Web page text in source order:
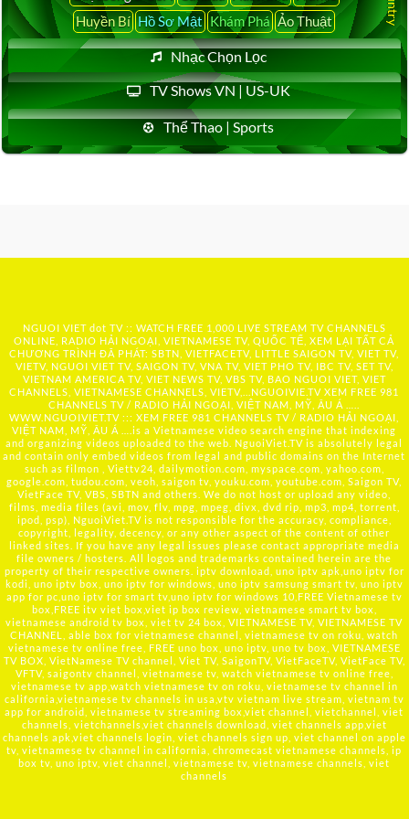
Huyền Bí Hồ Sơ Mật Khám Phá Ảo Thuật
Nhạc Chọn Lọc
TV Shows VN | US-UK
Thể Thao | Sports
NGUOI VIET dot TV :: WATCH FREE 1,000 LIVE STREAM TV CHANNELS
ONLINE, RADIO HẢI NGOẠI, VIETNAMESE TV, QUỐC TẾ, XEM LẠI TẤT CẢ
CHƯƠNG TRÌNH ĐÃ PHÁT: SBTN, VIETFACETV, LITTLE SAIGON TV, VIET TV,
VIETV, NGUOI VIET TV, SAIGON TV, VNA TV, VIET PHO TV, IBC TV, SET TV,
VIETNAM AMERICA TV, VIET NEWS TV, VBS TV, BAO NGUOI VIET, VIET
CHANNELS, VIETNAMESE CHANNELS, VIETV,... NGUOIVIE.TV XEM FREE 981
CHANNELS TV / RADIO HẢI NGOẠI, VIỆT NAM, MỸ, ÂU Á …..
WWW.NGUOIVIET.TV ::: XEM FREE 981 CHANNELS TV / RADIO HẢI NGOẠI,
VIỆT NAM, MỸ, ÂU Á ….is a Vietnamese video search engine that indexing
and organizing videos uploaded to the web. NguoiViet.TV is absolutely legal
and contain only embed videos from legal and public domains on the Internet
such as filmon , Viettv24, dailymotion.com, myspace.com, yahoo.com,
google.com, tudou.com, veoh, saigon tv, youku.com, youtube.com, Saigon TV,
VietFace TV, VBS, SBTN and others. We do not host or upload any video,
films, media files (avi, mov, flv, mpg, mpeg, divx, dvd rip, mp3, mp4, torrent,
ipod, psp), NguoiViet.TV is not responsible for the accuracy, compliance,
copyright, legality, decency, or any other aspect of the content of other
linked sites. If you have any legal issues please contact appropriate media
file owners / hosters. All logos and trademarks contained herein are the
property of their respective owners. iptv download, uno iptv apk,uno iptv for
kodi, uno iptv box, uno iptv for windows, uno iptv samsung smart tv, uno iptv
app for pc,uno iptv for smart tv,uno iptv for windows 10,FREE Vietnamese tv
box,FREE itv viet box,viet ip box review, vietnamese smart tv box,
vietnamese android tv box, viet tv 24 box, VIETNAMESE TV, VIETNAMESE TV
CHANNEL, able box for vietnamese channel, vietnamese tv on roku, watch
vietnamese tv online free, FREE uno box, uno iptv, uno tv box, VIETNAMESE
TV BOX, VietNamese TV channel, Viet TV, SaigonTV, VietFaceTV, VietFace TV,
VFTV, saigontv channel, vietnamese tv, watch vietnamese tv online free,
vietnamese tv app,watch vietnamese tv on roku, vietnamese tv channel in
california,vietnamese tv channels in usa,vtv vietnam live stream, vietnam tv
app for android, vietnamese tv streaming box,viet channel, vietchannel, viet
channels, vietchannels,viet channels download, viet channels app,viet
channels apk,viet channels login, viet channels sign up, viet channel on apple
tv, vietnamese tv channel in california, chromecast vietnamese channels, ip
box tv, uno iptv, viet channel, vietnamese tv, vietnamese channels, viet
channels